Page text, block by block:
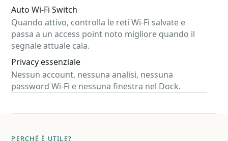
Auto Wi-Fi Switch
Quando attivo, controlla le reti Wi-Fi salvate e
passa a un access point noto migliore quando il
segnale attuale cala.
Privacy essenziale
Nessun account, nessuna analisi, nessuna
password Wi-Fi e nessuna finestra nel Dock.
PERCHÉ È UTILE?